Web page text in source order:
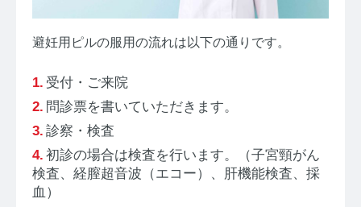
避妊用ピルの服用の流れは以下の通りです。
受付・ご来院
問診票を書いていただきます。
診察・検査
初診の場合は検査を行います。（子宮頸がん
検査、経膣超音波（エコー）、肝機能検査、採
血）